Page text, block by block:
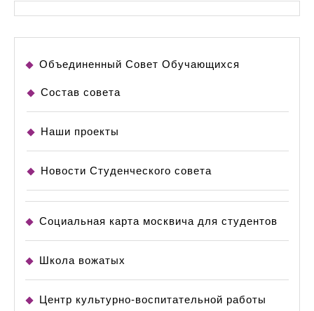
Объединенный Совет Обучающихся
Состав совета
Наши проекты
Новости Студенческого совета
Социальная карта москвича для студентов
Школа вожатых
Центр культурно-воспитательной работы